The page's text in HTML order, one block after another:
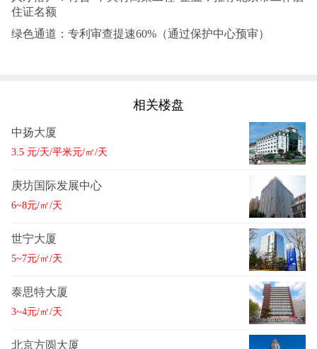
住证名额
‌绿色通道‌：专利审查提速60%（通过保护中心预审）
相关楼盘
中扬大厦
3.5 元/天/平米元/㎡/天
庚坊国际发展中心
6~8元/㎡/天
世宁大厦
5~7元/㎡/天
泰思特大厦
3~4元/㎡/天
北京方圆大厦